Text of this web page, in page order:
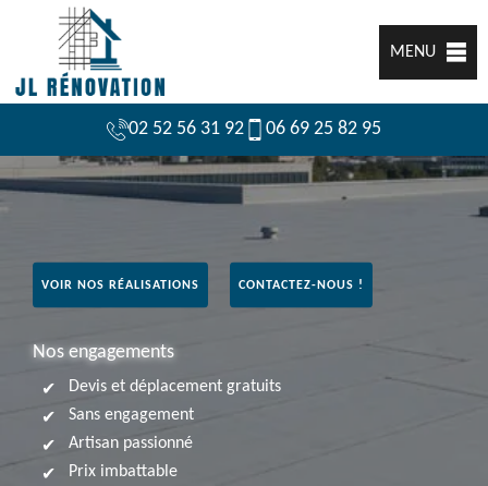
MENU
02 52 56 31 92 06 69 25 82 95
VOIR NOS RÉALISATIONS CONTACTEZ-NOUS !
Nos engagements
Devis et déplacement gratuits
Sans engagement
Artisan passionné
Prix imbattable